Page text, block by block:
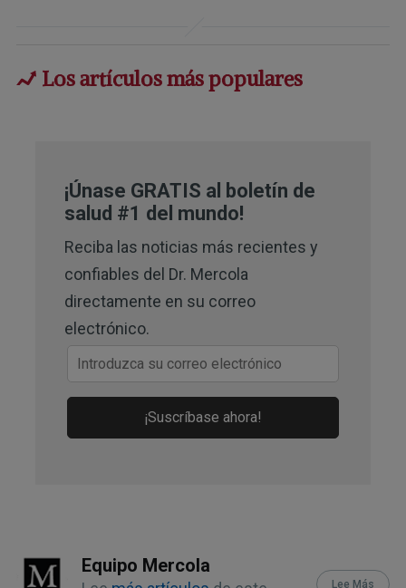
Chinese Medicine, December 2023,
Complementary and Integrative Health,
Ginkgo
4 Antioxidants (Basel). June 2024;
13(6): 651
Antioxidants (Basel). June 2024;
13(6): 651, Abstract
6, 7, 8, 9
2024; 13(6): 651, Ginkgo Biloba and
Antioxidant Effects
Chris Kresser, August 27, 2024
Los artículos más populares
¡Únase GRATIS al boletín de
salud #1 del mundo!
Reciba las noticias más recientes y
confiables del Dr. Mercola
directamente en su correo
electrónico.
¡Suscríbase ahora!
Equipo Mercola
Lee Más